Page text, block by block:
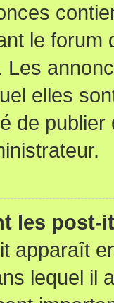
le forum
Les
elles
de
les post-
apparaît
lequel il